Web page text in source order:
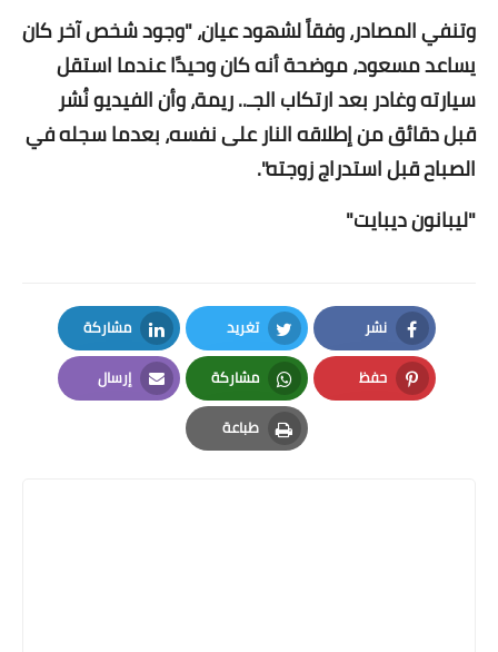
وتنفي المصادر، وفقاً لشهود عيان، "وجود شخص آخر كان
يساعد مسعود، موضحة أنه كان وحيدًا عندما استقل
سيارته وغادر بعد ارتكاب الجـ.. ريمة، وأن الفيديو نُشر
قبل دقائق من إطلاقه النار على نفسه، بعدما سجله في
الصباح قبل استدراج زوجته".
"ليبانون ديبايت"
نشر
Facebook
تغريد
Twitter
مشاركة
LinkedIn
حفظ
Pinterest
مشاركة
Whatsapp
إرسال
Email
طباعة
Print